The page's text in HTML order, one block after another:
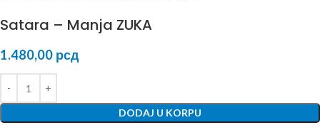
Satara – Manja ZUKA
1.480,00 рсд
DODAJ U KORPU